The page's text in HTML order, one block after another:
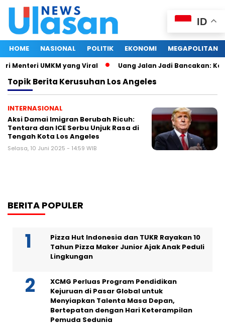
HOME NASIONAL POLITIK EKONOMI MEGAPOLITAN
Menteri UMKM yang Viral Uang Jalan Jadi Bancakan:
TopikBerita Kerusuhan Los Angeles
INTERNASIONAL
Aksi Damai Imigran Berubah Ricuh:
Tentara dan ICE Serbu Unjuk Rasa di
Tengah Kota Los Angeles
Selasa, 10 Juni 2025 - 14:59 WIB
BERITA POPULER
Pizza Hut Indonesia dan TUKR Rayakan 10
Tahun Pizza Maker Junior Ajak Anak Peduli
Lingkungan
XCMG Perluas Program Pendidikan
Kejuruan di Pasar Global untuk
Menyiapkan Talenta Masa Depan,
Bertepatan dengan Hari Keterampilan
Pemuda Sedunia
ID